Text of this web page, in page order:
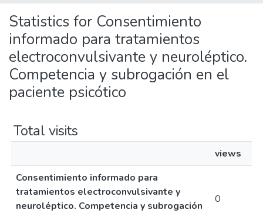
Biblioteca
Statistics for Consentimiento
informado para tratamientos
electroconvulsivante y neuroléptico.
Competencia y subrogación en el
paciente psicótico
Total visits
views
Consentimiento informado para
tratamientos electroconvulsivante y
neuroléptico. Competencia y subrogación
0